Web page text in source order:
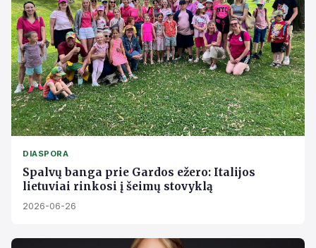
DIASPORA
Spalvų banga prie Gardos ežero: Italijos
lietuviai rinkosi į šeimų stovyklą
2026-06-26